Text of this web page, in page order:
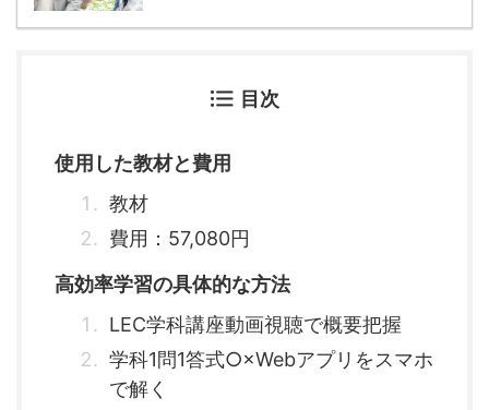
目次
使用した教材と費用
教材
費用：57,080円
高効率学習の具体的な方法
LEC学科講座動画視聴で概要把握
学科1問1答式○×Webアプリをスマホ
で解く